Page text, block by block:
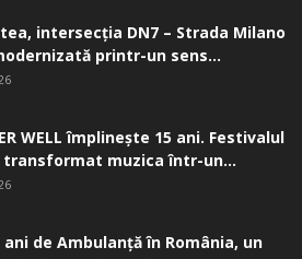
intersecţia DN7 – Strada Milano
printr-un sens...
WELL împlinește 15 ani. Festivalul
transformat muzica într-un...
ani de Ambulanță în România, un